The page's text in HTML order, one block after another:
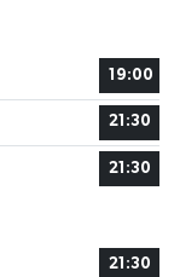
19:00
21:30
21:30
21:30